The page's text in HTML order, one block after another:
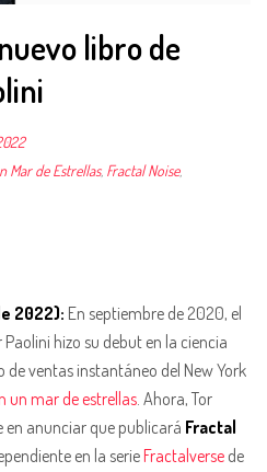
libro de
Mar de Estrellas, Fractal Noise,
2022): En septiembre de 2020, el
hizo su debut en la ciencia
ventas instantáneo del New York
un mar de estrellas. Ahora, Tor
en anunciar que publicará Fractal
en la serieFractalverse de